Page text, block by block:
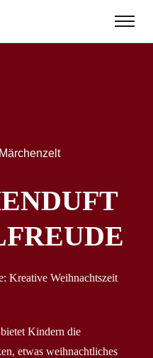
Kreative Weihnachtszeit
Kindern die
etwas weihnachtliches